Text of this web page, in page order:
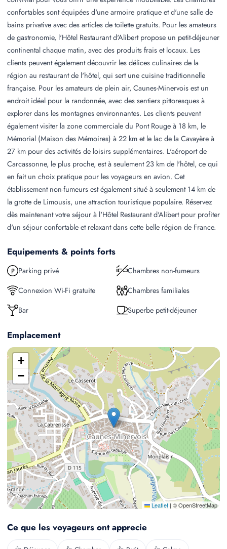
confortables sont équipées d'une armoire pratique et d'une salle de
bains privative avec des articles de toilette gratuits. Pour les amateurs
de gastronomie, l'Hôtel Restaurant d'Alibert propose un petit-déjeuner
continental chaque matin, avec des produits frais et locaux. Les
clients peuvent également découvrir les délices culinaires de la
région au restaurant de l'hôtel, qui sert une cuisine traditionnelle
française. Pour les amateurs de plein air, Caunes-Minervois est un
endroit idéal pour la randonnée, avec des sentiers pittoresques à
explorer dans les montagnes environnantes. Les clients peuvent
également visiter la zone commerciale du Pont Rouge à 18 km, le
Mémorial (Maison des Mémoires) à 22 km et le lac de la Cavayère à
27 km pour des activités de loisirs supplémentaires. L'aéroport de
Carcassonne, le plus proche, est à seulement 23 km de l'hôtel, ce qui
en fait un choix pratique pour les voyageurs en avion. Cet
établissement non-fumeurs est également situé à seulement 14 km de
la grotte de Limousis, une attraction touristique populaire. Réservez
dès maintenant votre séjour à l'Hôtel Restaurant d'Alibert pour profiter
d'un séjour confortable et relaxant dans cette belle région de France.
Equipements & points forts
Parking privé
Chambres non-fumeurs
Connexion Wi-Fi gratuite
Chambres familiales
Bar
Superbe petit-déjeuner
Emplacement
+
−
Leaflet | © OpenStreetMap
Ce que les voyageurs ont apprecie